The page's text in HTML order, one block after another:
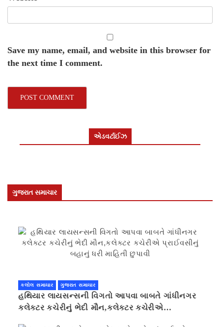
Save my name, email, and website in this browser for
the next time I comment.
એડવર્ટાઈઝ
ગુજરાત સમાચાર
કલોલ સમાચાર ગુજરાત સમાચાર
હથિયાર લાયસન્સની વિગતો આપવા બાબતે ગાંધીનગર
કલેક્ટર કચેરીનું ભેદી મૌન,કલેક્ટર કચેરીએ